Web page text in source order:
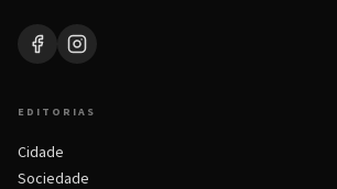
EDITORIAS
Cidade
Sociedade